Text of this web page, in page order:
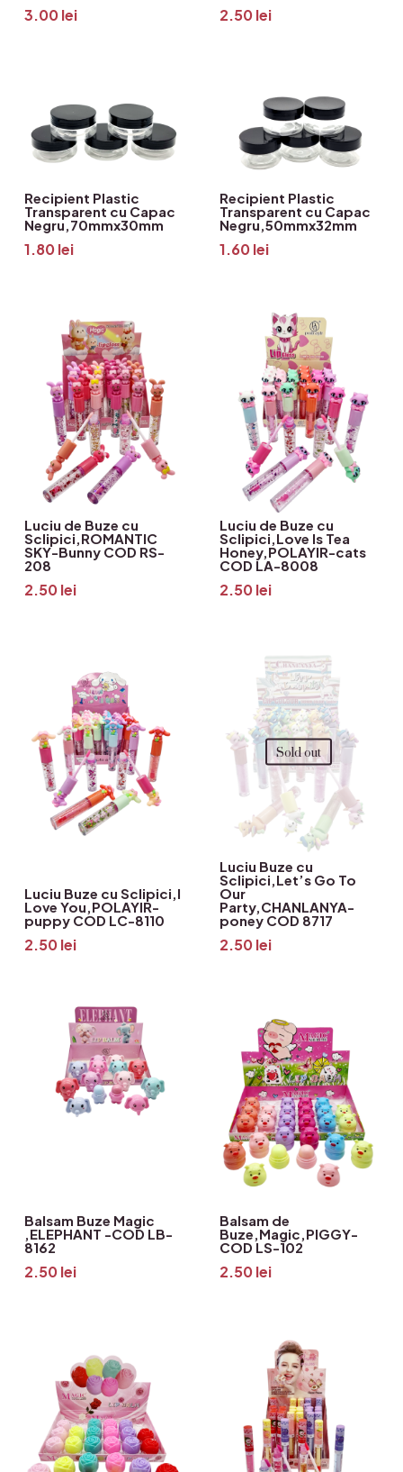
3.00lei 2.50lei
Recipient Plastic
Transparent cu Capac
Negru,70mmx30mm
1.80lei
Recipient Plastic
Transparent cu Capac
Negru,50mmx32mm
1.60lei
Luciu de Buze cu
Sclipici,ROMANTIC
SKY-Bunny COD RS-
208
2.50lei
Luciu de Buze cu
Sclipici,Love Is Tea
Honey,POLAYIR-cats
COD LA-8008
2.50lei
Luciu Buze cu Sclipici,I
Love You,POLAYIR-
puppy COD LC-8110
2.50lei
Sold out
Luciu Buze cu
Sclipici,Let’s Go To
Our
Party,CHANLANYA-
poney COD 8717
2.50lei
Balsam Buze Magic
,ELEPHANT -COD LB-
8162
2.50lei
Balsam de
Buze,Magic,PIGGY-
COD LS-102
2.50lei